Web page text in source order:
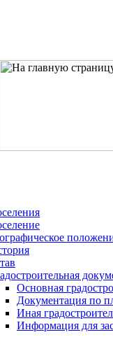
Основная
Документация по
Иная
Информация для